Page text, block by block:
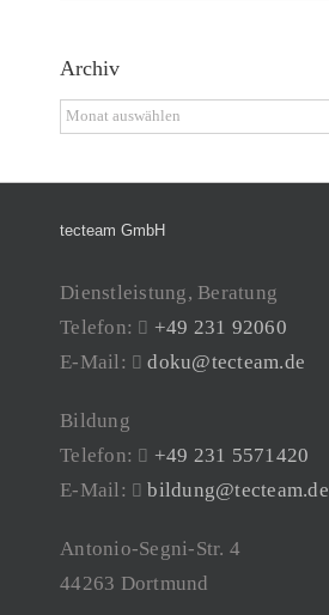
Archiv
Archiv
tecteam GmbH
Dienstleistung, Beratung
Telefon:
+49 231 92060
E-Mail:
doku@tecteam.de
Bildung
Telefon:
+49 231 5571420
E-Mail:
bildung@tecteam.de
Antonio-Segni-Str. 4
44263 Dortmund